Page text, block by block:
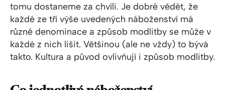
tomu dostaneme za chvíli. Je dobré vědět, že
každé ze tří výše uvedených náboženství má
různé denominace a způsob modlitby se může v
každé z nich lišit. Většinou (ale ne vždy) to bývá
takto. Kultura a původ ovlivňují i způsob modlitby.